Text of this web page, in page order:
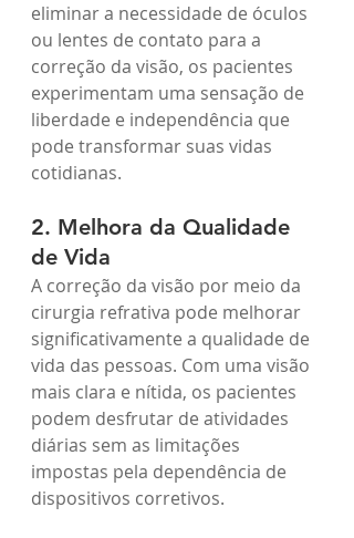
eliminar a necessidade de óculos
ou lentes de contato para a
correção da visão, os pacientes
experimentam uma sensação de
liberdade e independência que
pode transformar suas vidas
cotidianas.
2. Melhora da Qualidade
de Vida
A correção da visão por meio da
cirurgia refrativa pode melhorar
significativamente a qualidade de
vida das pessoas. Com uma visão
mais clara e nítida, os pacientes
podem desfrutar de atividades
diárias sem as limitações
impostas pela dependência de
dispositivos corretivos.